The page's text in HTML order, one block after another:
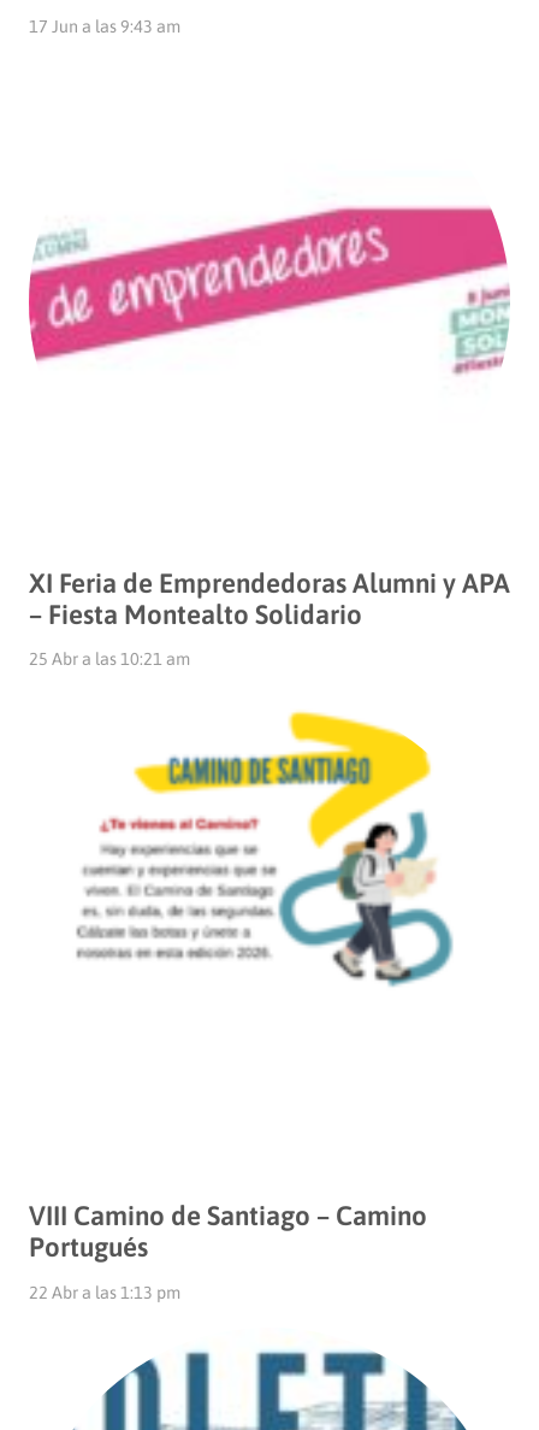
17 Jun a las 9:43 am
XI Feria de Emprendedoras Alumni y APA
– Fiesta Montealto Solidario
25 Abr a las 10:21 am
VIII Camino de Santiago – Camino
Portugués
22 Abr a las 1:13 pm